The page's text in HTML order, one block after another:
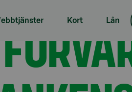
Kort Lån
privatkunds- samt